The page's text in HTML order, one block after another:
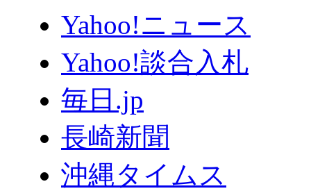
Yahoo!ニュース
Yahoo!談合入札
毎日.jp
長崎新聞
沖縄タイムス